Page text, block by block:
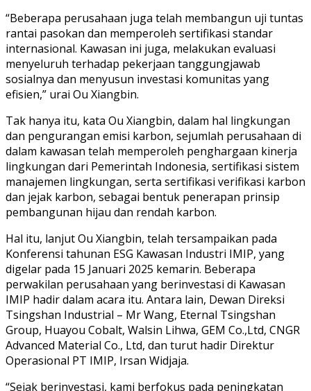
“Beberapa perusahaan juga telah membangun uji tuntas
rantai pasokan dan memperoleh sertifikasi standar
internasional. Kawasan ini juga, melakukan evaluasi
menyeluruh terhadap pekerjaan tanggungjawab
sosialnya dan menyusun investasi komunitas yang
efisien,” urai Ou Xiangbin.
Tak hanya itu, kata Ou Xiangbin, dalam hal lingkungan
dan pengurangan emisi karbon, sejumlah perusahaan di
dalam kawasan telah memperoleh penghargaan kinerja
lingkungan dari Pemerintah Indonesia, sertifikasi sistem
manajemen lingkungan, serta sertifikasi verifikasi karbon
dan jejak karbon, sebagai bentuk penerapan prinsip
pembangunan hijau dan rendah karbon.
Hal itu, lanjut Ou Xiangbin, telah tersampaikan pada
Konferensi tahunan ESG Kawasan Industri IMIP, yang
digelar pada 15 Januari 2025 kemarin. Beberapa
perwakilan perusahaan yang berinvestasi di Kawasan
IMIP hadir dalam acara itu. Antara lain, Dewan Direksi
Tsingshan Industrial – Mr Wang, Eternal Tsingshan
Group, Huayou Cobalt, Walsin Lihwa, GEM Co.,Ltd, CNGR
Advanced Material Co., Ltd, dan turut hadir Direktur
Operasional PT IMIP, Irsan Widjaja.
“Sejak berinvestasi, kami berfokus pada peningkatan